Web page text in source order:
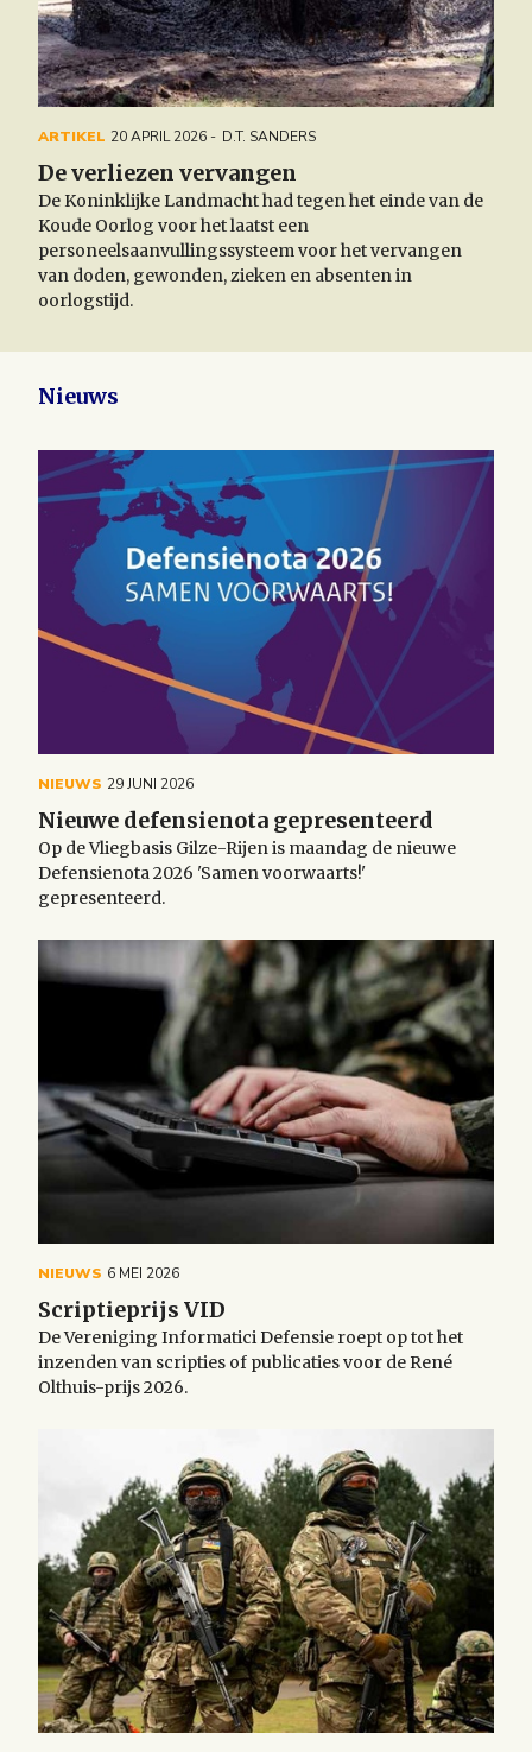
ARTIKEL 20 APRIL 2026 D.T. SANDERS
De verliezen vervangen
De Koninklijke Landmacht had tegen het einde van de
Koude Oorlog voor het laatst een
personeelsaanvullingssysteem voor het vervangen
van doden, gewonden, zieken en absenten in
oorlogstijd.
Nieuws
NIEUWS 29 JUNI 2026
Nieuwe defensienota gepresenteerd
Op de Vliegbasis Gilze-Rijen is maandag de nieuwe
Defensienota 2026 'Samen voorwaarts!'
gepresenteerd.
NIEUWS 6 MEI 2026
Scriptieprijs VID
De Vereniging Informatici Defensie roept op tot het
inzenden van scripties of publicaties voor de René
Olthuis-prijs 2026.